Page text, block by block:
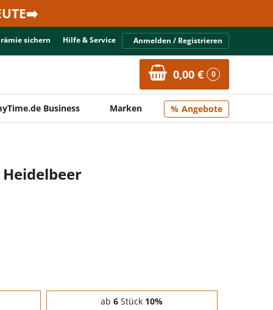
sichern Hilfe & Service Anmelden / Registrieren
0,00 € 0
Business Marken Angebote
ab 6 Stück 10%